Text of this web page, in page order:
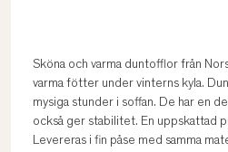
Sköna och varma duntofflor från
varma fötter under vinterns kyla.
mysiga stunder i soffan. De har en
också ger stabilitet. En uppskattad
Levereras i fin påse med samma